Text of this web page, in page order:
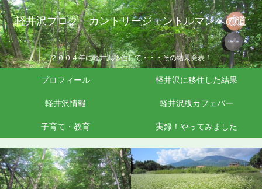
軽井沢ブログ カントリージェントルマンへの道
２００４年に軽井沢移住して・・・その結果発表！
プロフィール 軽井沢に移住した結果
軽井沢情報 軽井沢版カフェバー
子育て・教育 実録！やってみました